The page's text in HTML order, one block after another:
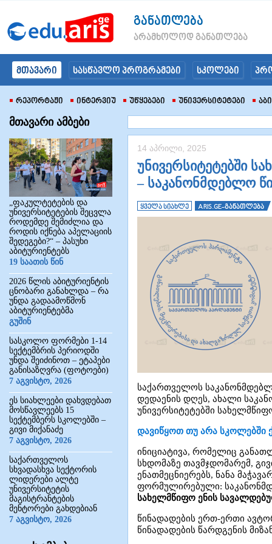
განათლება
არამხოლოდ განათლება
მთავარი სასწავლო პროგრამები სკოლები
Რეპორტაჟი Ინტერვიუ Უწყებები Უნივერსიტეტები
მთავარი ამბები
„ფაკულტეტების და
უნივერსიტეტების შეცვლა
როდემდე შემიძლია და
როდის იქნება აპელაციის
შედეგები?“ – პასუხი
აბიტურიენტებს
19 საათის წინ
2026 წლის აბიტურიენტის
ცნობარი განახლდა – რა
უნდა გადაამოწმონ
აბიტურიენტებმა
გუშინ
სასკოლო ფორმები 1-14
სექტემბრის პერიოდში
უნდა შეიძინოთ – ეტაპები
განისაზღვრა (ფოტოები)
7 აგვისტო, 2026
ეს სიახლეები დახვდებათ
მოსწავლეებს 15
სექტემბერს სკოლებში –
გივი მიქანაძე
7 აგვისტო, 2026
საქართველოს
სხვადასხვა სექტორის
ლიდერები ალტე
უნივერსიტეტის
მაგისტრანტების
მენტორები გახდებიან
7 აგვისტო, 2026
14 აპრილი, 2025
უნივერსიტეტებში
– საკანონმდებლო
ყველა სიახლე ARIS.GE-განათლება
საქართველოს
დედაენის დღეს, ახალი
უნივერსიტეტებში
დავიწყოთ თუ არა სკოლებში
ინიციატივა, რომელიც
სხდომაზე თავმჯდომარემ,
ენათმეცნიერებს, ნანა
ფორმულირებული:
სახელმწიფო ენის
წინადადების ერთ-ერთი
წინადადების წარდგენის